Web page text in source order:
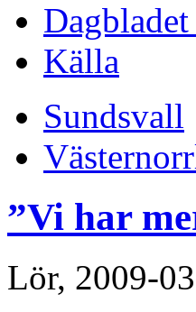
Källa
Sundsvall
”Vi har
Lör, 2009-